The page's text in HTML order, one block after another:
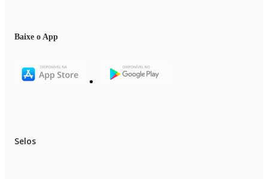
Baixe o App
Selos